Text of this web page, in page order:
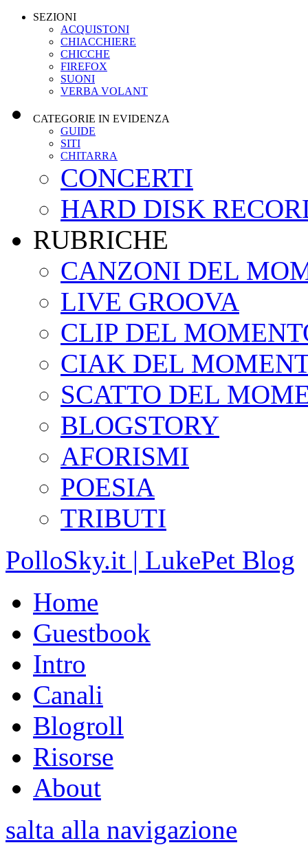
SEZIONI
ACQUISTONI
CHIACCHIERE
CHICCHE
FIREFOX
SUONI
VERBA VOLANT
CATEGORIE IN EVIDENZA
GUIDE
SITI
CHITARRA
CONCERTI
HARD DISK
RUBRICHE
CANZONI DEL
LIVE GROOVA
CLIP DEL
CIAK DEL
SCATTO DEL
BLOGSTORY
AFORISMI
POESIA
TRIBUTI
PolloSky.it | LukePet Blog
Home
Guestbook
Intro
Canali
Blogroll
Risorse
About
salta alla navigazione